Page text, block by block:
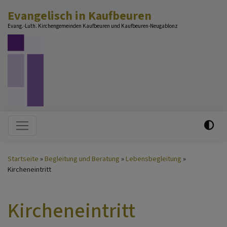
zum
Inhalt
Evangelisch in Kaufbeuren
Evang.-Luth. Kirchengemeinden Kaufbeuren und Kaufbeuren-Neugablonz
Hauptnavigation
Startseite Begleitung und Beratung
Lebensbegleitung
Kircheneintritt
Kircheneintritt